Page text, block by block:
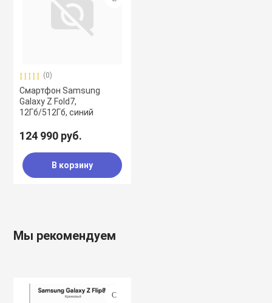
(0)
Смартфон Samsung
Galaxy Z Fold7,
12Гб/512Гб, синий
124 990 руб.
В корзину
Мы рекомендуем